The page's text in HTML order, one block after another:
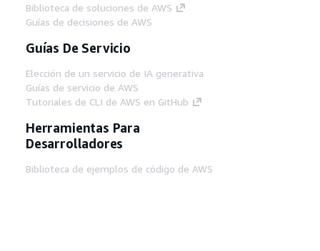
Biblioteca de soluciones de AWS
Guías de decisiones de AWS
Guías De Servicio
Elección de un servicio de IA generativa
Guías de servicio de AWS
Tutoriales de CLI de AWS en GitHub
Herramientas Para
Desarrolladores
Biblioteca de ejemplos de código de AWS